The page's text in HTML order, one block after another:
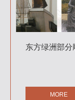
东方绿洲部分
MORE